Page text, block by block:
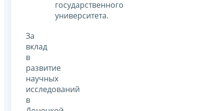
государственного
университета.
За
вклад
в
развитие
научных
исследований
в